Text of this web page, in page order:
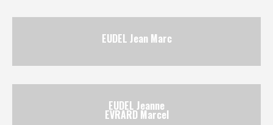
EUDEL Jean Marc
EUDEL Jeanne
EVRARD Marcel